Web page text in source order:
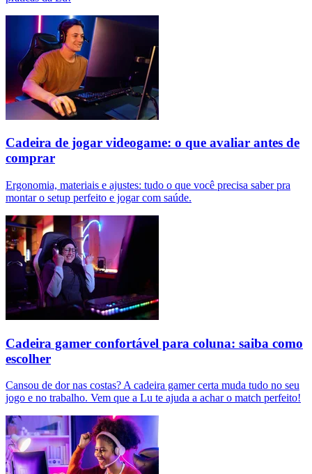
Cadeira de jogar videogame: o que avaliar antes de
comprar
Ergonomia, materiais e ajustes: tudo o que você precisa saber pra
montar o setup perfeito e jogar com saúde.
Cadeira gamer confortável para coluna: saiba como
escolher
Cansou de dor nas costas? A cadeira gamer certa muda tudo no seu
jogo e no trabalho. Vem que a Lu te ajuda a achar o match perfeito!